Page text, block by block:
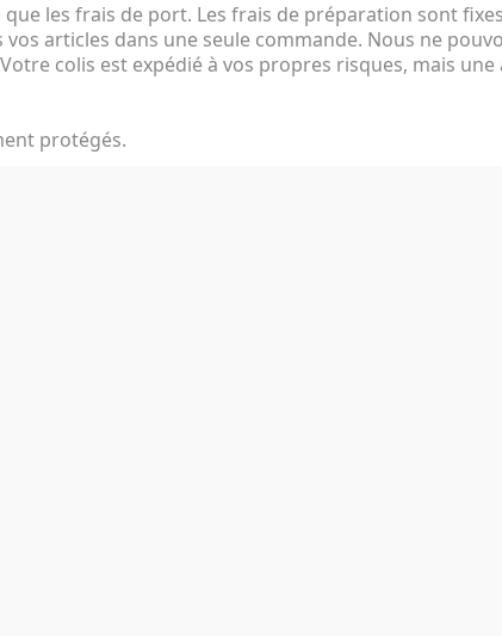
les frais de port. Les frais de préparation sont
articles dans une seule commande. Nous ne
colis est expédié à vos propres risques, mais
protégés.